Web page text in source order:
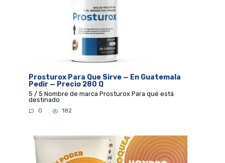
Prosturox Para Que Sirve — En Guatemala
Pedir — Precio 280 Q
5 / 5 Nombre de marca Prosturox Para qué está
destinado
0 182